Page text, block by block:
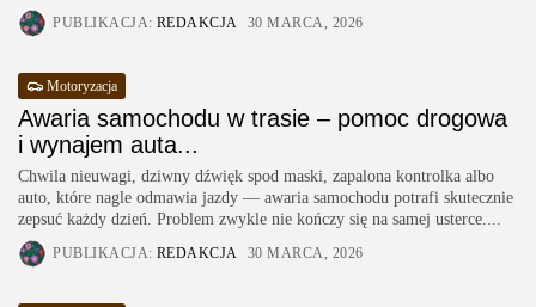
PUBLIKACJA: REDAKCJA 30 MARCA, 2026
Motoryzacja
Awaria samochodu w trasie – pomoc drogowa
i wynajem auta...
Chwila nieuwagi, dziwny dźwięk spod maski, zapalona kontrolka albo
auto, które nagle odmawia jazdy — awaria samochodu potrafi skutecznie
zepsuć każdy dzień. Problem zwykle nie kończy się na samej usterce....
PUBLIKACJA: REDAKCJA 30 MARCA, 2026